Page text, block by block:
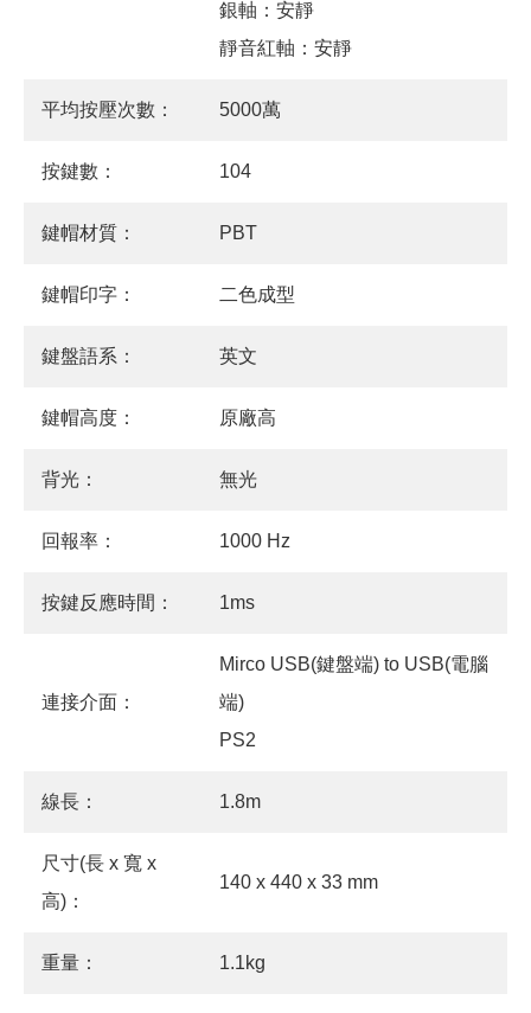
銀軸：安靜
靜音紅軸：安靜
平均按壓次數： 5000萬
按鍵數： 104
鍵帽材質： PBT
鍵帽印字： 二色成型
鍵盤語系： 英文
鍵帽高度： 原廠高
背光： 無光
回報率： 1000 Hz
按鍵反應時間： 1ms
連接介面：
Mirco USB(鍵盤端) to USB(電腦
端)
PS2
線長： 1.8m
尺寸(長 x 寬 x
高)：
140 x 440 x 33 mm
重量： 1.1kg